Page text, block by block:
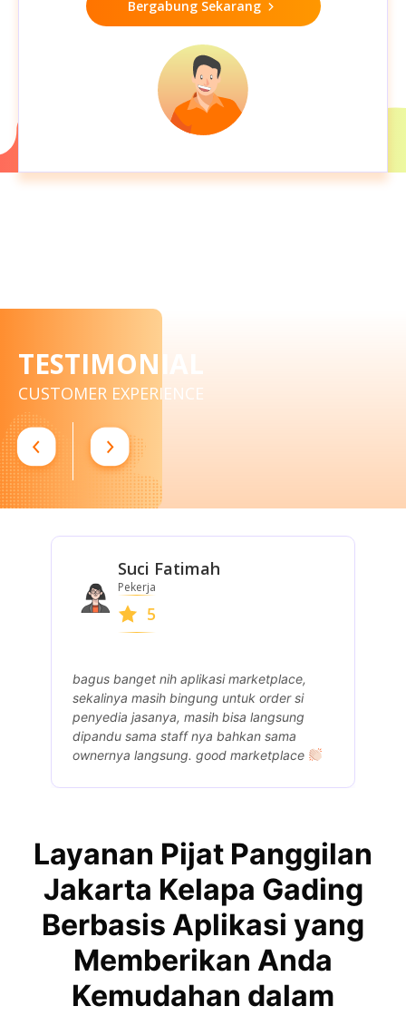
Bergabung Sekarang
TESTIMONIAL
CUSTOMER EXPERIENCE
Suci Fatimah
Pekerja
5
bagus banget nih aplikasi marketplace,
sekalinya masih bingung untuk order si
penyedia jasanya, masih bisa langsung
dipandu sama staff nya bahkan sama
ownernya langsung. good marketplace
Layanan Pijat Panggilan
Jakarta Kelapa Gading
Berbasis Aplikasi yang
Memberikan Anda
Kemudahan dalam